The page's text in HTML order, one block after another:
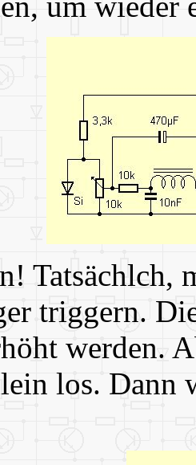
Tatsächlch,
triggern.
werden.
los. Dann